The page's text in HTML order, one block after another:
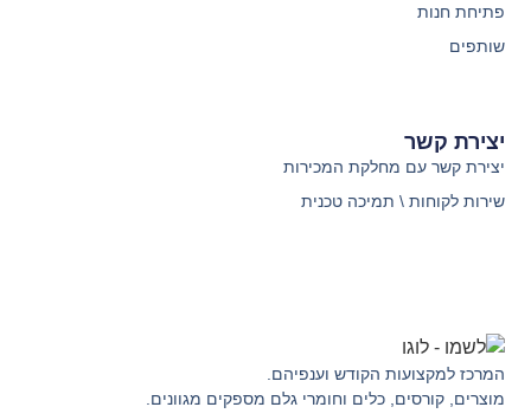
המרכז למקצועות הקודש וענפיהם.
מוצרים, קורסים, כלים וחומרי גלם מספקים מגוונים.
פתיחת חנות
שותפים
יצירת קשר
יצירת קשר עם מחלקת המכירות
שירות לקוחות \ תמיכה טכנית